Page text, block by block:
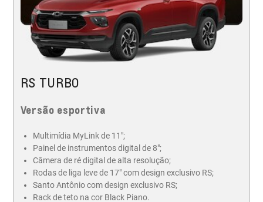
RS TURBO
Versão esportiva
Multimídia MyLink de 11";
Painel de instrumentos digital de 8";
Câmera de ré digital de alta resolução;
Rodas de liga leve de 17" com design exclusivo RS;
Santo Antônio com design exclusivo RS;
Rack de teto na cor Black Piano.